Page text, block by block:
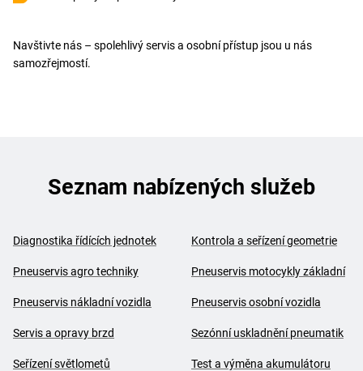
Navštivte nás – spolehlivý servis a osobní přístup jsou u nás
samozřejmostí.
Seznam nabízených služeb
Diagnostika řídících jednotek Kontrola a seřízení geometrie
Pneuservis agro techniky Pneuservis motocykly základní
Pneuservis nákladní vozidla Pneuservis osobní vozidla
Servis a opravy brzd Sezónní uskladnění pneumatik
Seřízení světlometů Test a výměna akumulátoru